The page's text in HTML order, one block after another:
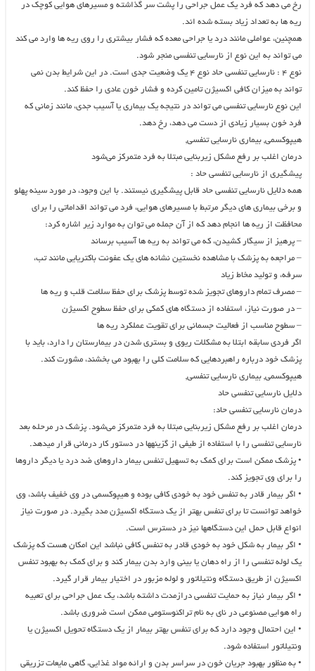
رخ می دهد که فرد یک عمل جراحی را پشت سر گذاشته و مسیرهای هوایی کوچک در
ریه ها به تعداد زیاد بسته شده اند.
همچنین، عواملی مانند درد یا جراحی معده که فشار بیشتری را روی ریه ها وارد می کند
می تواند به این نوع از نارسایی تنفسی منجر شود.
نوع ۴ : نارسایی تنفسی حاد نوع ۴ یک وضعیت جدی است. در این شرایط بدن نمی
تواند به میزان کافی اکسیژن تامین کرده و فشار خون عادی را حفظ کند.
این نوع نارسایی تنفسی می تواند در نتیجه یک بیماری یا آسیب جدی، مانند زمانی که
فرد خون بسیار زیادی از دست می دهد، رخ دهد.
هیپوکسمی, بیماری نارسایی تنفسی,
درمان اغلب بر رفع مشکل زیربنایی مبتلا به فرد متمرکز می‌شود
پیشگیری از نارسایی تنفسی حاد :
همه دلایل نارسایی تنفسی حاد قابل پیشگیری نیستند. با این وجود، در مورد سینه پهلو
و برخی بیماری های دیگر مرتبط با مسیرهای هوایی، فرد می تواند اقداماتی را برای
محافظت از ریه ها انجام دهد که از آن جمله می توان به موارد زیر اشاره کرد:
– پرهیز از سیگار کشیدن، که می تواند به ریه ها آسیب برساند
– مراجعه به پزشک با مشاهده نخستین نشانه های یک عفونت باکتریایی مانند تب،
سرفه، و تولید مخاط زیاد
– مصرف تمام داروهای تجویز شده توسط پزشک برای حفظ سلامت قلب و ریه ها
– در صورت نیاز، استفاده از دستگاه های کمکی برای حفظ سطوح اکسیژن
– سطوح مناسب از فعالیت جسمانی برای تقویت عملکرد ریه ها
اگر فردی سابقه ابتلا به مشکلات ریوی و بستری شدن در بیمارستان را دارد، باید با
پزشک خود درباره راهبردهایی که سلامت کلی را بهبود می بخشند، مشورت کند.
هیپوکسمی, بیماری نارسایی تنفسی,
دلایل نارسایی تنفسی حاد
درمان نارسایی تنفسی حاد:
درمان اغلب بر رفع مشکل زیربنایی مبتلا به فرد متمرکز می‌شود. پزشک در مرحله بعد
نارسایی تنفسی را با استفاده از طیفی از گزینه‎ها در دستور کار درمانی قرار می‎دهد.
• پزشک ممکن است برای کمک به تسهیل تنفس بیمار داروهای ضد درد یا دیگر داروها
را برای وی تجویز کند.
• اگر بیمار قادر به تنفس خود به خودی کافی بوده و هیپوکسمی در وی خفیف باشد، وی
خواهد توانست تا برای تنفس بهتر از یک دستگاه اکسیژن مدد بگیرد. در صورت نیاز
انواع قابل حمل این دستگاه‎ها نیز در دسترس است.
• اگر بیمار به شکل خود به خودی قادر به تنفس کافی نباشد این امکان هست که پزشک
یک لوله تنفسی را از راه دهان یا بینی وارد بدن بیمار کند و برای کمک به بهبود تنفس
اکسیژن از طریق دستگاه ونتیلاتور و لوله مزبور در اختیار بیمار قرار گیرد.
• اگر بیمار نیاز به حمایت تنفسی درازمدت داشته باشد، یک عمل جراحی برای تعبیه
راه هوایی مصنوعی در نای به نام تراکئوستومی ممکن است ضروری باشد.
• این احتمال وجود دارد که برای تنفس بهتر بیمار از یک دستگاه تحویل اکسیژن یا
ونتیلاتور استفاده شود.
• به منظور بهبود جریان خون در سراسر بدن و ارائه مواد غذایی، گاهی مایعات تزریقی